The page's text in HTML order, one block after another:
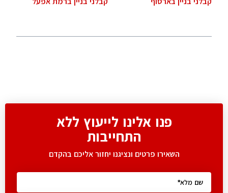
פנו אלינו לייעוץ ללא
התחייבות
השאירו פרטים ונציגנו יחזור אליכם בהקדם